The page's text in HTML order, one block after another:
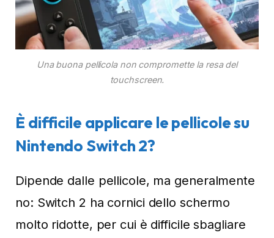
Una buona pellicola non compromette la resa del
touchscreen.
È difficile applicare le pellicole su
Nintendo Switch 2?
Dipende dalle pellicole, ma generalmente
no: Switch 2 ha cornici dello schermo
molto ridotte, per cui è difficile sbagliare